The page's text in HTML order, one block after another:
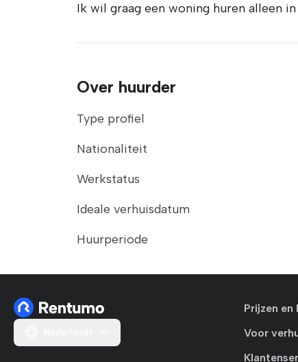
Ik wil graag een woning huren alleen
Over huurder
Type profiel
Nationaliteit
Werkstatus
Ideale verhuisdatum
Huurperiode
Prijzen
Voor